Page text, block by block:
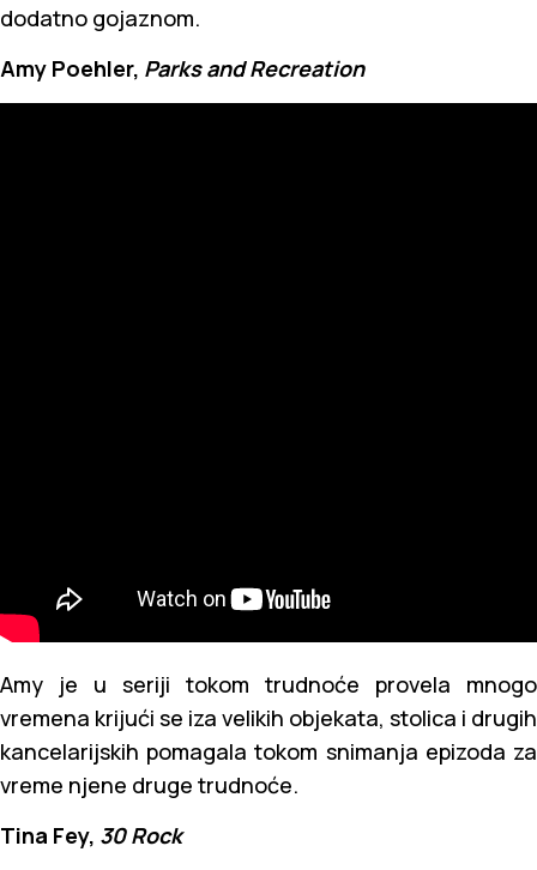
dodatno gojaznom.
Amy Poehler, Parks and Recreation
Amy je u seriji tokom trudnoće provela mnogo
vremena krijući se iza velikih objekata, stolica i drugih
kancelarijskih pomagala tokom snimanja epizoda za
vreme njene druge trudnoće.
Tina Fey, 30 Rock